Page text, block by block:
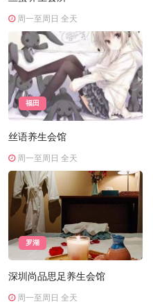
周一至周日 全天
福田
丝语养生会馆
周一至周日 全天
罗湖
深圳尚品思足养生会馆
周一至周日 全天